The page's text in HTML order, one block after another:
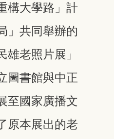
構大學路」計
」共同舉辦的
雄老照片展」
圖書館與中正
至國家廣播文
原本展出的老